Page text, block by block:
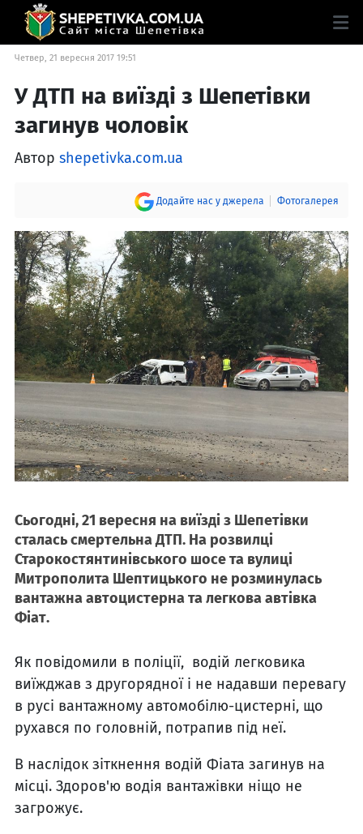
Четвер, 21 вересня 2017 19:51
У ДТП на виїзді з Шепетівки
загинув чоловік
Автор shepetivka.com.ua
Додайте нас у джерела Фотогалерея
Сьогодні, 21 вересня на виїзді з Шепетівки
сталась смертельна ДТП. На розвилці
Старокостянтинівського шосе та вулиці
Митрополита Шептицького не розминулась
вантажна автоцистерна та легкова автівка
Фіат.
Як повідомили в поліції, водій легковика
виїжджав з другорядної і не надавши перевагу
в русі вантажному автомобілю-цистерні, що
рухався по головній, потрапив під неї.
В наслідок зіткнення водій Фіата загинув на
місці. Здоров'ю водія вантажівки ніщо не
загрожує.